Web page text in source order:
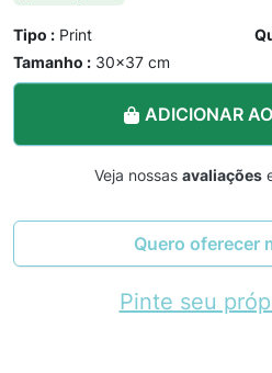
Tipo : Print
Tamanho : 30×37 cm
ADICIONAR
Veja nossas avaliações
Quero oferecer
Pinte seu